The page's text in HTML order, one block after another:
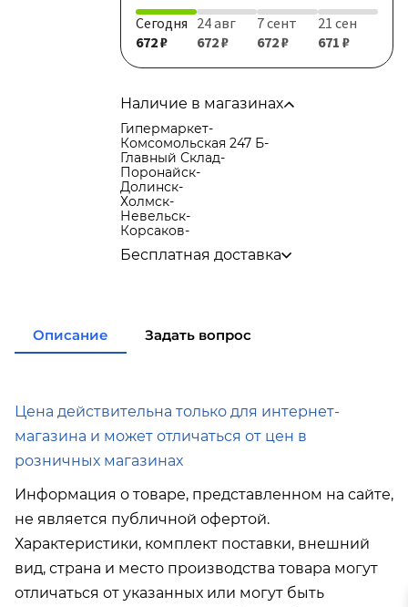
Сегодня
672 ₽
24 авг
672 ₽
7 сент
672 ₽
21 сен
671 ₽
Наличие в магазинах
Гипермаркет-
Комсомольская 247 Б-
Главный Склад-
Поронайск-
Долинск-
Холмск-
Невельск-
Корсаков-
Бесплатная доставка
от 35 000р
в город Поронайск при покупке
Описание Задать вопрос
Цена действительна только для интернет-
магазина и может отличаться от цен в
розничных магазинах
Информация о товаре, представленном на сайте,
не является публичной офертой.
Характеристики, комплект поставки, внешний
вид, страна и место производства товара могут
отличаться от указанных или могут быть